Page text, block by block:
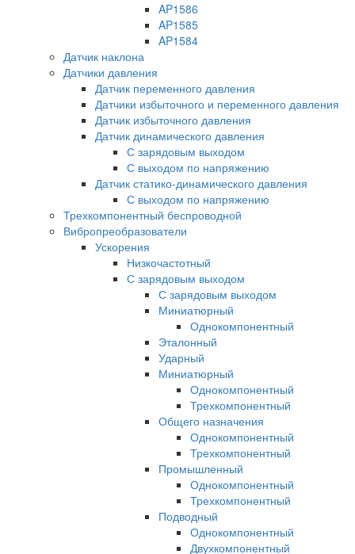
AP1586
AP1585
AP1584
Датчик наклона
Датчики давления
Датчик переменного давления
Датчики избыточного и переменного давления
Датчик избыточного давления
Датчик динамического давления
С зарядовым выходом
С выходом по напряжению
Датчик статико-динамического давления
С выходом по напряжению
Трехкомпонентный беспроводной
Вибропреобразователи
Ускорения
Низкочастотный
С зарядовым выходом
С зарядовым выходом
Миниатюрный
Однокомпонентный
Эталонный
Ударный
Миниатюрный
Однокомпонентный
Трехкомпонентный
Общего назначения
Однокомпонентный
Трехкомпонентный
Промышленный
Однокомпонентный
Трехкомпонентный
Подводный
Однокомпонентный
Двухкомпонентный